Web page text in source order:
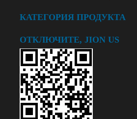
КАТЕГОРИЯ ПРОДУКТА
ОТКЛЮЧИТЕ, JION US